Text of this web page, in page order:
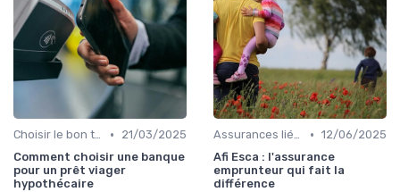
Choisir le bon type de crédit •
21/03/2025
Comment choisir une banque
pour un prêt viager
hypothécaire
Assurances liées au crédit • 12/06/2025
Afi Esca : l'assurance
emprunteur qui fait la
différence